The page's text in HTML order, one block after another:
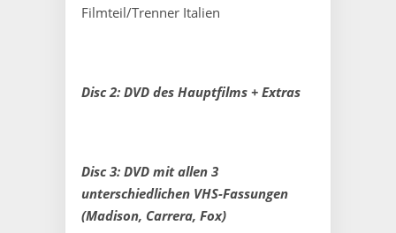
Filmteil/Trenner Italien
Disc 2: DVD des Hauptfilms + Extras
Disc 3: DVD mit allen 3
unterschiedlichen VHS-Fassungen
(Madison, Carrera, Fox)